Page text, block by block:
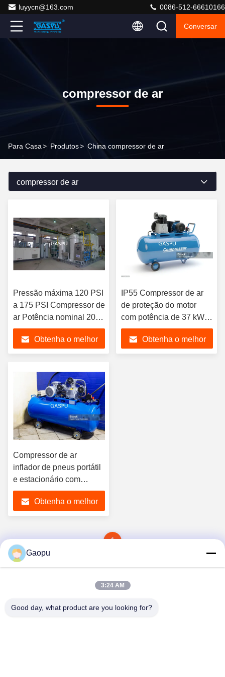
luyycn@163.com 0086-512-66610166
Conversar
compressor de ar
Para Casa> Produtos> China compressor de ar
compressor de ar
Pressão máxima 120 PSI
a 175 PSI Compressor de
ar Potência nominal 200
kW a 355 kW Volume de
escape 0,25M3 por
minuto Industrial
Obtenha o melhor
IP55 Compressor de ar
de proteção do motor
com potência de 37 kW a
355 kW para uso
industrial portátil e
estacionário
Obtenha o melhor
Compressor de ar
inflador de pneus portátil
e estacionário com
opções de 120-175 PSI e
110V/220V/380V
Obtenha o melhor
1
Gaopu
3:24 AM
Good day, what product are you looking for?